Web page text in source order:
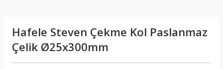
Hafele Steven Çekme Kol Paslanmaz
Çelik Ø25x300mm